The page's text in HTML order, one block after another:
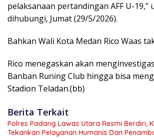
pelaksanaan pertandingan AFF U-19,”
dihubungi, Jumat (29/5/2026).
Bahkan Wali Kota Medan Rico Waas
Rico menegaskan akan
Banban Runing Club hingga bisa
Stadion Teladan.(bb)
Berita Terkait
Polres Padang Lawas Utara Resmi Berdiri,
Tekankan Pelayanan Humanis Dan